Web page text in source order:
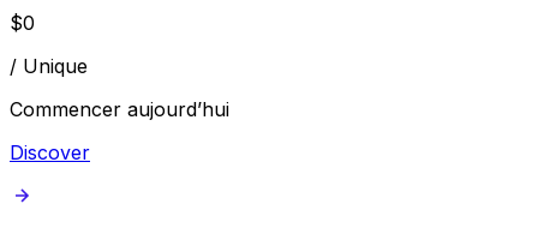
$0
/ Unique
Commencer aujourd’hui
Discover